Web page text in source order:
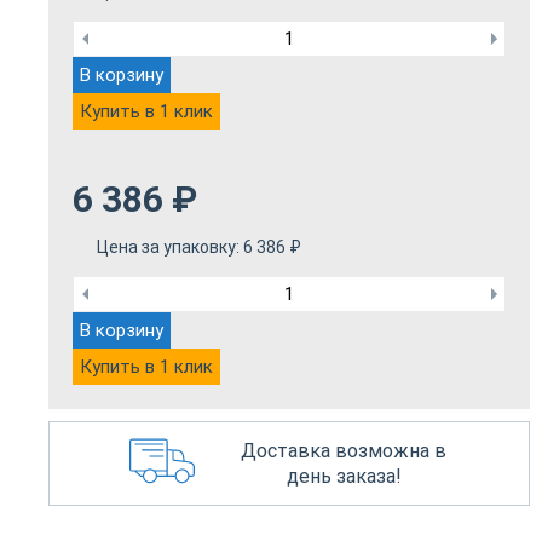
В корзину
Купить в 1 клик
6 386 ₽
Цена за упаковку: 6 386 ₽
В корзину
Купить в 1 клик
Доставка возможна в
день заказа!